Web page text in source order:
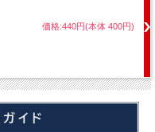
価格:440円(本体 400円)